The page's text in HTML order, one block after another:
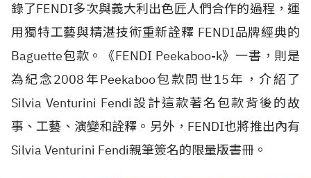
錄了FENDI多次與義大利出色匠人們合作的過程，運
用獨特工藝與精湛技術重新詮釋 FENDI品牌經典的
Baguette包款。《FENDI Peekaboo-k》一書，則是
為紀念2008年Peekaboo包款問世15年，介紹了
Silvia Venturini Fendi設計這款著名包款背後的故
事、工藝、演變和詮釋。另外，FENDI也將推出內有
Silvia Venturini Fendi親筆簽名的限量版書冊。